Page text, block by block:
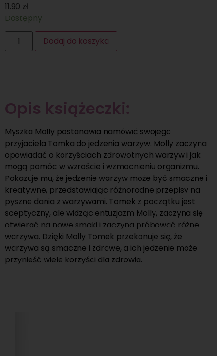
11.90 zł
Dostępny
Dodaj do koszyka
Opis książeczki:
Myszka Molly postanawia namówić swojego
przyjaciela Tomka do jedzenia warzyw. Molly zaczyna
opowiadać o korzyściach zdrowotnych warzyw i jak
mogą pomóc w wzroście i wzmocnieniu organizmu.
Pokazuje mu, że jedzenie warzyw może być smaczne i
kreatywne, przedstawiając różnorodne przepisy na
pyszne dania z warzywami. Tomek z początku jest
sceptyczny, ale widząc entuzjazm Molly, zaczyna się
otwierać na nowe smaki i zaczyna próbować różne
warzywa. Dzięki Molly Tomek przekonuje się, że
warzywa są smaczne i zdrowe, a ich jedzenie może
przynieść wiele korzyści dla zdrowia.